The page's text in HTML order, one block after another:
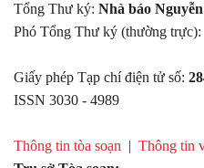
Tổng Thư ký: Nhà báo
Phó Tổng Thư ký (thường trực):
Giấy phép Tạp chí điện tử số:
ISSN 3030 - 4989
Thông tin tòa soạn | Thông tin